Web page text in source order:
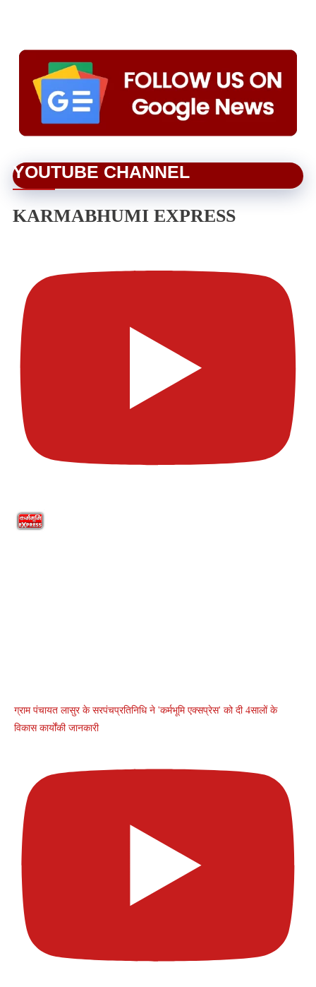
YOUTUBE CHANNEL
KARMABHUMI EXPRESS
ग्राम पंचायत लासुर के सरपंचप्रतिनिधि ने 'कर्मभूमि एक्सप्रेस' को दी 4सालों के
विकास कार्योंकी जानकारी